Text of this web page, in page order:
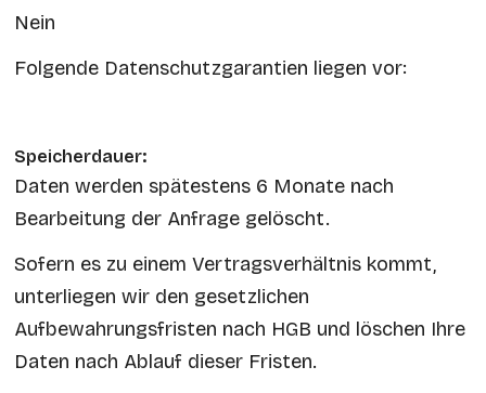
Nein
Folgende Datenschutzgarantien liegen vor:
Speicherdauer:
Daten werden spätestens 6 Monate nach
Bearbeitung der Anfrage gelöscht.
Sofern es zu einem Vertragsverhältnis kommt,
unterliegen wir den gesetzlichen
Aufbewahrungsfristen nach HGB und löschen Ihre
Daten nach Ablauf dieser Fristen.